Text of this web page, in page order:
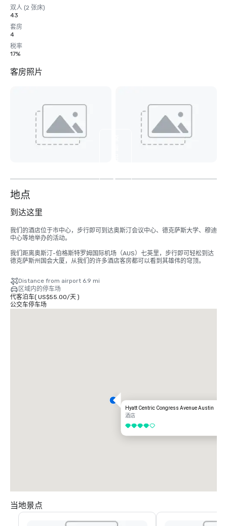
双人 (2 张床)
43
套房
4
税率
17%
客房照片
3
地点
到达这里
我们的酒店位于市中心，步行即可到达奥斯汀会议中心、德克萨斯大学、穆迪
中心等地举办的活动。
我们距离奥斯汀-伯格斯特罗姆国际机场（AUS）七英里，步行即可轻松到达
德克萨斯州国会大厦，从我们的许多酒店客房都可以看到其雄伟的穹顶。
Distance from airport 6.9 mi
区域内的停车场
代客泊车( US$55.00/天)
公交车停车场
Hyatt Centric Congress Avenue Austin
酒店
4/5
当地景点